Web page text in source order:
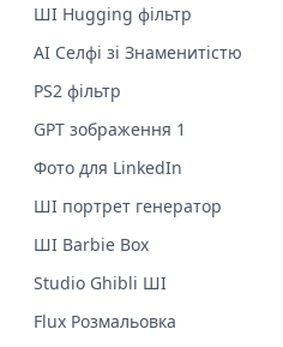
ШІ Hugging фільтр
AI Селфі зі Знаменитістю
PS2 фільтр
GPT зображення 1
Фото для LinkedIn
ШІ портрет генератор
ШІ Barbie Box
Studio Ghibli ШІ
Flux Розмальовка